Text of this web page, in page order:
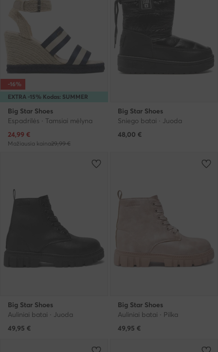
EXTRA -15% Kodas: SUMMER
-16%
Big Star Shoes
Espadrilės · Tamsiai mėlyna
Dabartinė kaina
24,99 €
Mažiausia kaina29,99 €
Big Star Shoes
Sniego batai · Juoda
48,00 €
Big Star Shoes
Auliniai batai · Juoda
49,95 €
Big Star Shoes
Auliniai batai · Pilka
49,95 €